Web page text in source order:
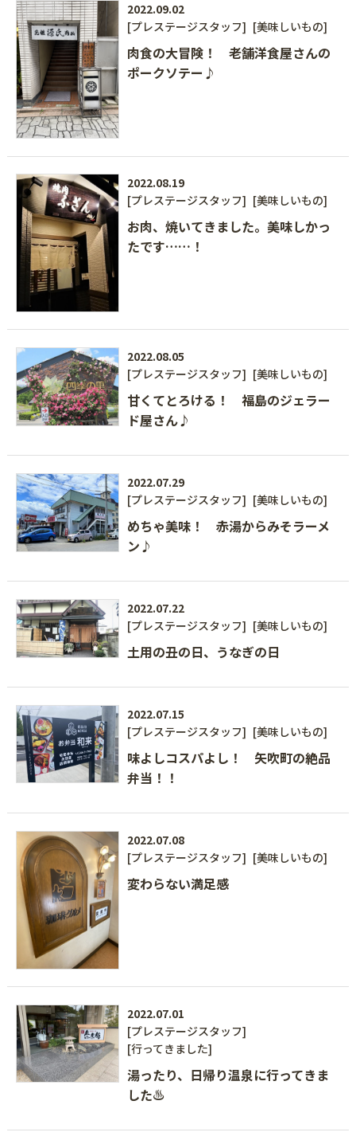
2022.09.02
[プレステージスタッフ] [美味しいもの]
肉食の大冒険！ 老舗洋食屋さんの
ポークソテー♪
2022.08.19
[プレステージスタッフ] [美味しいもの]
お肉、焼いてきました。美味しかっ
たです……！
2022.08.05
[プレステージスタッフ] [美味しいもの]
甘くてとろける！ 福島のジェラー
ド屋さん♪
2022.07.29
[プレステージスタッフ] [美味しいもの]
めちゃ美味！ 赤湯からみそラーメ
ン♪
2022.07.22
[プレステージスタッフ] [美味しいもの]
土用の丑の日、うなぎの日
2022.07.15
[プレステージスタッフ] [美味しいもの]
味よしコスパよし！ 矢吹町の絶品
弁当！！
2022.07.08
[プレステージスタッフ] [美味しいもの]
変わらない満足感
2022.07.01
[プレステージスタッフ]
[行ってきました]
湯ったり、日帰り温泉に行ってきま
した♨️